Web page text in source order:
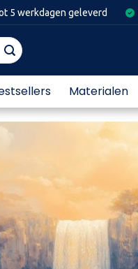
5 werkdagen geleverd
Materialen